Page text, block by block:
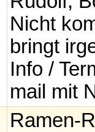
Nicht
bringt
Info /
mail mit
Ramen-